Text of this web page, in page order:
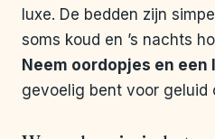
luxe. De bedden zijn
soms koud en ’s nachts
Neem oordopjes en een
gevoelig bent voor geluid